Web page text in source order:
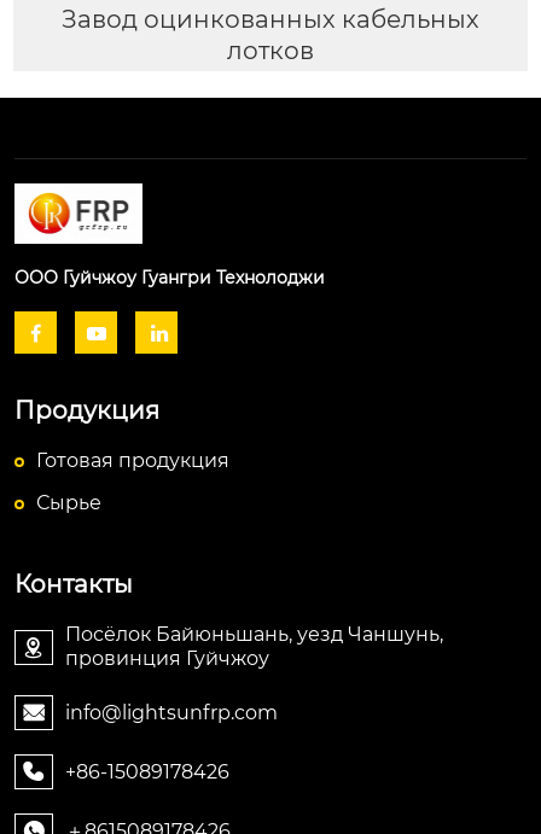
Завод оцинкованных кабельных
лотков
ООО Гуйчжоу Гуангри Технолоджи
  
Продукция
Готовая продукция
Сырье
Контакты

Посёлок Байюньшань, уезд Чаншунь,
провинция Гуйчжоу
 info@lightsunfrp.com
 +86-15089178426